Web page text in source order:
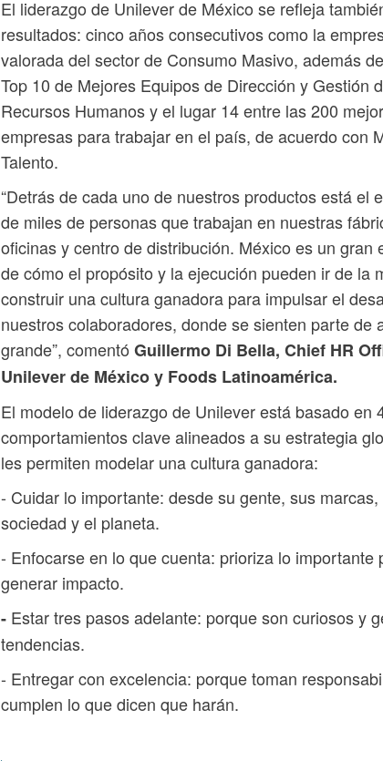
El liderazgo de Unilever de México se refleja
resultados: cinco años consecutivos como la
valorada del sector de Consumo Masivo, además
Top 10 de Mejores Equipos de Dirección y Gestión
Recursos Humanos y el lugar 14 entre las 200
empresas para trabajar en el país, de acuerdo con
Talento.
“Detrás de cada uno de nuestros productos está el
de miles de personas que trabajan en nuestras
oficinas y centro de distribución. México es un gran
de cómo el propósito y la ejecución pueden ir de la
construir una cultura ganadora para impulsar el
nuestros colaboradores, donde se sienten parte de
grande”, comentó Guillermo Di Bella, Chief HR
Unilever de México y Foods Latinoamérica.
El modelo de liderazgo de Unilever está basado en
comportamientos clave alineados a su estrategia
les permiten modelar una cultura ganadora:
- Cuidar lo importante: desde su gente, sus marcas,
sociedad y el planeta.
- Enfocarse en lo que cuenta: prioriza lo importante
generar impacto.
- Estar tres pasos adelante: porque son curiosos y
tendencias.
- Entregar con excelencia: porque toman
cumplen lo que dicen que harán.